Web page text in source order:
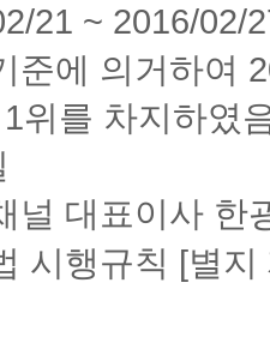
21 ~ 2016/02/
준에 의거하여
위를 차지하였
널 대표이사 한
시행규칙 [별지